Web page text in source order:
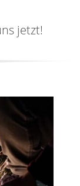
jetzt!